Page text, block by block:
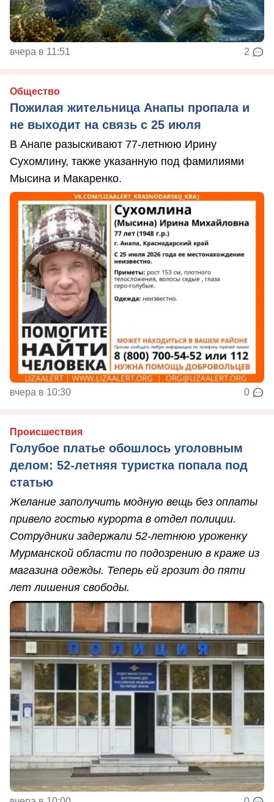
вчера в 11:51 2
Общество
Пожилая жительница Анапы пропала и
не выходит на связь с 25 июля
В Анапе разыскивают 77-летнюю Ирину
Сухомлину, также указанную под фамилиями
Мысина и Макаренко.
вчера в 10:30 0
Происшествия
Голубое платье обошлось уголовным
делом: 52-летняя туристка попала под
статью
Желание заполучить модную вещь без оплаты
привело гостью курорта в отдел полиции.
Сотрудники задержали 52-летнюю уроженку
Мурманской области по подозрению в краже из
магазина одежды. Теперь ей грозит до пяти
лет лишения свободы.